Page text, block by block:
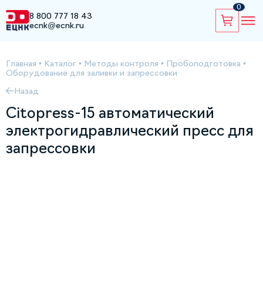
8 800 777 18 43
ecnk@ecnk.ru
0
Главная • Каталог • Методы контроля • Пробоподготовка •
Оборудование для заливки и запрессовки
Назад
Citopress-15 автоматический
электрогидравлический пресс для
запрессовки